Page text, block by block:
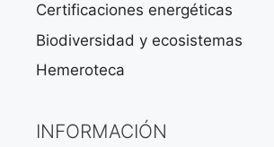
Certificaciones energéticas
Biodiversidad y ecosistemas
Hemeroteca
INFORMACIÓN